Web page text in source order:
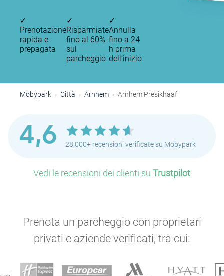
✓
Prenotazione
rapida e
prepagata
✓
Risparmiate
fino al 60%
sul
parcheggio
✓
Annulla
fino a 24
h prima
dell’inizio
Mobypark Città Arnhem Arnhem Presikhaaf
4,6 28.000+ recensioni verificate su Mobypark
Vedi le recensioni dei clienti su Trustpilot
Prenota un parcheggio con proprietari
privati e aziende verificati, tra cui: